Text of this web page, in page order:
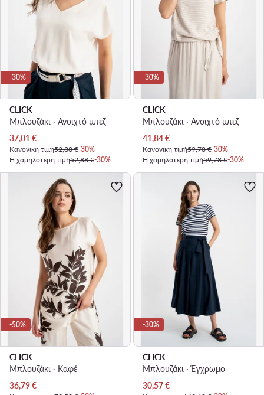
-30%
CLICK
Μπλουζάκι · Ανοιχτό μπεζ
Τρέχουσα τιμή
37,01 €
Κανονική τιμή52,88 €-30%
Η χαμηλότερη τιμή52,88 €-30%
-30%
CLICK
Μπλουζάκι · Ανοιχτό μπεζ
Τρέχουσα τιμή
41,84€
Κανονική τιμή59,78 €-30%
Η χαμηλότερη τιμή59,78 €-30%
-50%
CLICK
Μπλουζάκι · Καφέ
Τρέχουσα τιμή
36,79€
-30%
CLICK
Μπλουζάκι · Έγχρωμο
Τρέχουσα τιμή
30,57€